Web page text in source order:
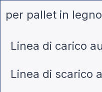
per pallet in legno
Linea di carico
Linea di scarico